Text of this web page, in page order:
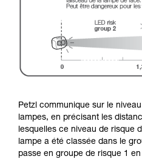
Petzl communique sur le
lampes, en précisant les
lesquelles ce niveau de risque
lampe a été classée dans le
passe en groupe de risque 1